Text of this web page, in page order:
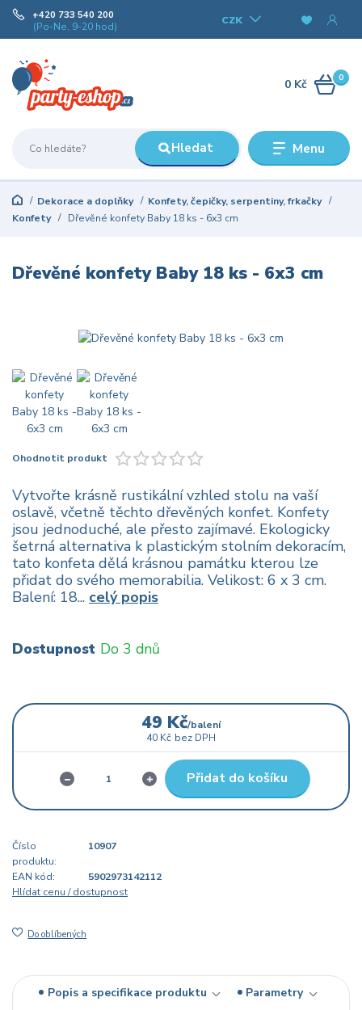
Menu
CZK
Hledat
+420 733 540 200
(Po-Ne, 9-20 hod)
0
0 Kč
Dekorace a doplňky
Konfety, čepičky, serpentiny, frkačky
Konfety
Dřevěné konfety Baby 18 ks - 6x3 cm
Dřevěné konfety Baby 18 ks - 6x3 cm
Ohodnotit produkt
Vytvořte krásně rustikální vzhled stolu na vaší
oslavě, včetně těchto dřevěných konfet. Konfety
jsou jednoduché, ale přesto zajímavé. Ekologicky
šetrná alternativa k plastickým stolním dekoracím,
tato konfeta dělá krásnou památku kterou lze
přidat do svého memorabilia. Velikost: 6 x 3 cm.
Balení: 18... celý popis
Dostupnost Do 3 dnů
49 Kč/balení
40 Kč bez DPH
Přidat do košíku
Číslo
produktu:
10907
EAN kód:
5902973142112
Hlídat cenu / dostupnost
Do oblíbených
Popis a specifikace produktu
Parametry